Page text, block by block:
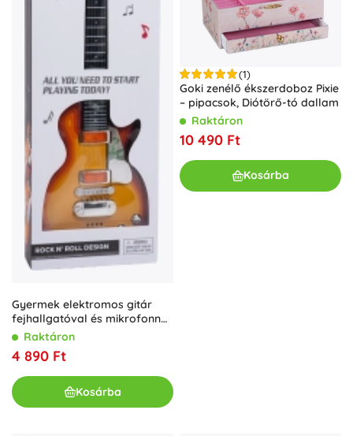
Gyermek elektromos gitár
fejhallgatóval és mikrofonnal
– Piros
Raktáron
4 890 Ft
Kosárba
(1)
Goki zenélő ékszerdoboz Pixie
– pipacsok, Diótörő-tó dallam
Raktáron
10 490 Ft
Kosárba